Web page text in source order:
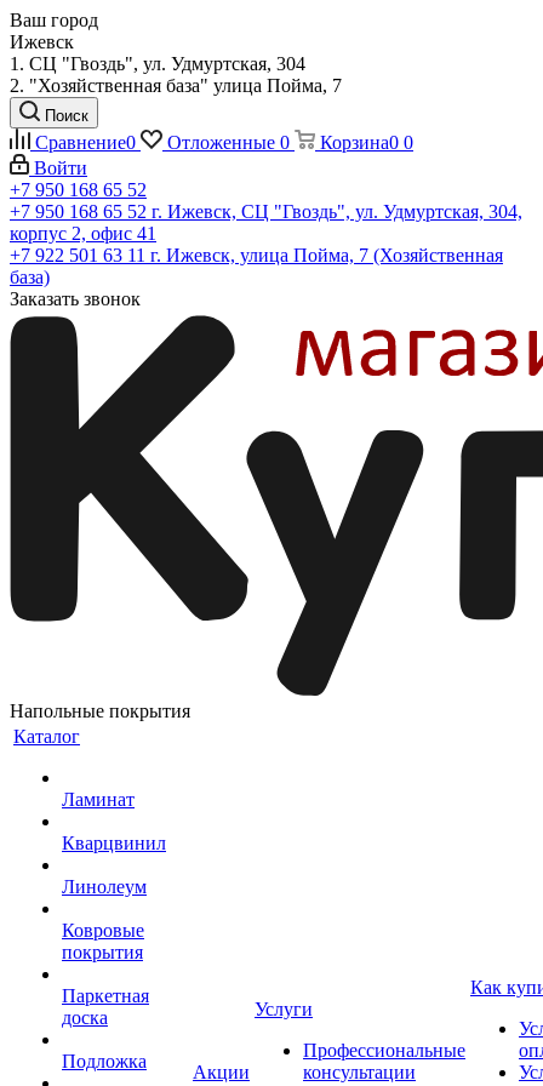
Ваш город
Ижевск
1. СЦ "Гвоздь", ул. Удмуртская, 304
2. "Хозяйственная база" улица Пойма, 7
Поиск
Сравнение0 Отложенные 0 Корзина0 0
Войти
+7 950 168 65 52
+7 950 168 65 52 г. Ижевск, СЦ "Гвоздь", ул. Удмуртская, 304,
корпус 2, офис 41
+7 922 501 63 11 г. Ижевск, улица Пойма, 7 (Хозяйственная
база)
Заказать звонок
Напольные покрытия
Каталог
Ламинат
Кварцвинил
Линолеум
Ковровые
покрытия
Паркетная
доска
Подложка
Акции
Услуги
Профессиональные
консультации
Как